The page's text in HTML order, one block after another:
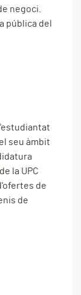
negoci.
pública del
seu àmbit
de la UPC
de
de